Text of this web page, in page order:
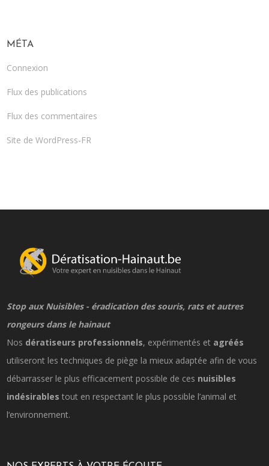
MÉTA
Connexion
Flux des publications
Flux des commentaires
Site de WordPress-FR
Stop aux Nuisibles - éradication des souris, rats et autres
rongeurs dans le hainaut
Nos dératiseurs professionnels, expérimentés et agréés
utiliseront les techniques de piège la mieux adaptée afin de vous
débarrasser le plus efficacement possible de ces nuisibles
indésirables tout en respectant le plus possible l’animal et
l‘environnement.